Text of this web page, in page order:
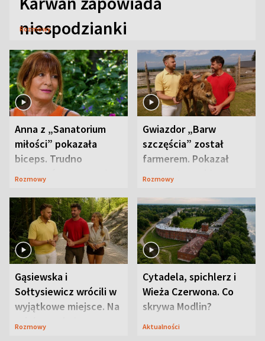
niespodzianki
Rozmowy
Anna z „Sanatorium
miłości” pokazała
biceps. Trudno
uwierzyć, co przeszła
Rozmowy
Gwiazdor „Barw
szczęścia” został
farmerem. Pokazał
swoje niezwykłe
Rozmowy
Gąsiewska i
Sołtysiewicz wrócili w
wyjątkowe miejsce. Na
szlaku czekał
Rozmowy
Cytadela, spichlerz i
Wieża Czerwona. Co
skrywa Modlin?
Aktualności